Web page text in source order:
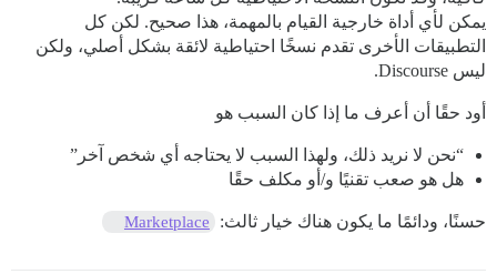
يمكن لأي أداة خارجية القيام بالمهمة، هذا صحيح. لكن كل
التطبيقات الأخرى تقدم نسخًا احتياطية لائقة بشكل أصلي، ولكن
ليس Discourse.
أود حقًا أن أعرف ما إذا كان السبب هو
“نحن لا نريد ذلك، ولهذا السبب لا يحتاجه أي شخص آخر”
هل هو صعب تقنيًا و/أو مكلف حقًا
حسنًا، ودائمًا ما يكون هناك خيار ثالث: Marketplace